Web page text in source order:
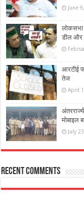
June
लोकसभा
डील और
आरटीई
तेज
April
मोबाइल
July
Recent Comments